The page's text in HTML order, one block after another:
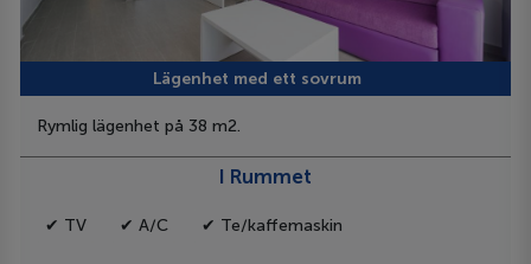
Lägenhet med ett sovrum
Rymlig lägenhet på 38 m2.
I Rummet
✔ TV ✔ A/C ✔ Te/kaffemaskin